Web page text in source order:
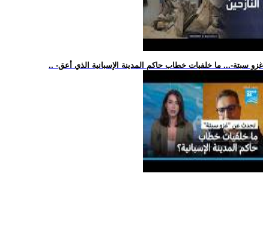
.. -غزو سبتة-... ما خلفيات خطاب حاكم المدينة الإسبانية الذي أعق